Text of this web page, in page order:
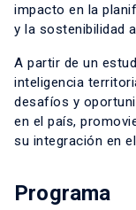
impacto en la
y la sostenibilidad
A partir de un
inteligencia
desafíos y
en el país,
su integración en
Programa